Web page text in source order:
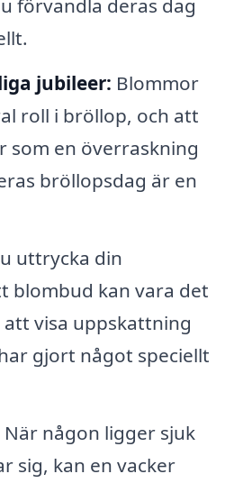
förvandla deras dag
jubileer: Blommor
roll i bröllop, och att
som en överraskning
bröllopsdag är en
uttrycka din
blombud kan vara det
visa uppskattning
gjort något speciellt
När någon ligger sjuk
sig, kan en vacker